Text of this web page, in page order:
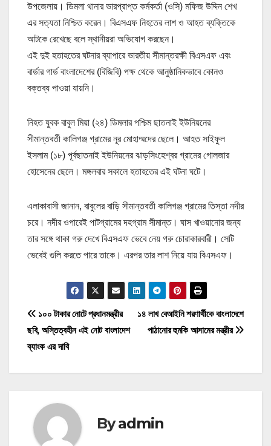
উপজেলায়। ডিমলা থানার ভারপ্রাপ্ত কর্মকর্তা (ওসি) মফিজ উদ্দিন শেখ
এর সত্যতা নিশ্চিত করেন। বিএসএফ নিহতের লাশ ও আহত ব্যক্তিকে
আটকে রেখেছে বলে স্থানীয়রা অভিযোগ করছেন।
এই দুই হতাহতের ঘটনার ব্যাপারে ভারতীয় সীমান্তরক্ষী বিএসএফ এবং
বার্ডার গার্ড বাংলাদেশের (বিজিবি) পক্ষ থেকে আনুষ্ঠানিকভাবে কোনও
বক্তব্য পাওয়া যায়নি।
নিহত যুবক বাবুল মিয়া (২৪) ডিমলার পশ্চিম ছাতনাই ইউনিয়নের
সীমান্তবর্তী কালিগঞ্জ গ্রামের নূর মোহাম্মদের ছেলে। আহত সাইফুল
ইসলাম (১৮) পূর্বছাতনাই ইউনিয়নের ঝাড়সিংহেশ্বর গ্রামের গোলজার
হোসেনের ছেলে। মঙ্গলবার সকালে হতাহতের এই ঘটনা ঘটে।
এলাকাবাসী জানান, বাবুলের বাড়ি সীমান্তবর্তী কালিগঞ্জ গ্রামের তিস্তা নদীর
চরে। নদীর ওপারেই পাটগ্রামের দহগ্রাম সীমান্ত। ঘাস খাওয়ানোর জন্য
তার সঙ্গে থাকা গরু দেখে বিএসএফ ভেবে নেয় গরু চোরাকারবারী। সেটি
ভেবেই গুলি করতে পারে তাকে। এরপর তার লাশ নিয়ে যায় বিএসএফ।
P
o
s
n
a
১৪ লাখ বেআইনি শরণার্থীকে বাংলাদেশে
পাঠানোর হুমকি আসামের মন্ত্রীর
১০০ টাকার নোটে প্রধানমন্ত্রীর
ছবি, অস্তিত্বহীন এই নোট বাংলাদেশ
ব্যাংক এর দাবি
Byadmin